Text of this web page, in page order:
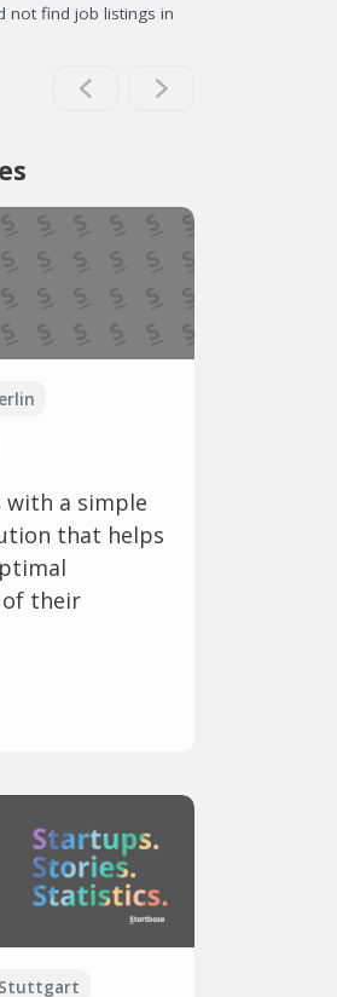
not find job listings in
with a simple
that helps
their
Stuttgart